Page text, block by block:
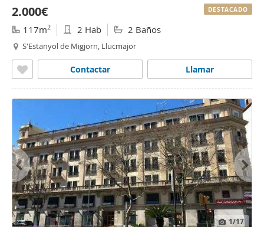
2.000€
117m2 2 Hab 2 Baños
S'Estanyol de Migjorn, Llucmajor
Llamar
Contactar
DESTACADO
1/17